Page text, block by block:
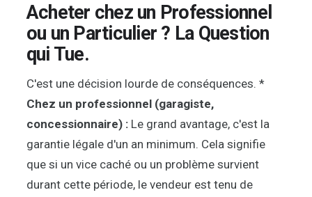
Acheter chez un Professionnel
ou un Particulier ? La Question
qui Tue.
C'est une décision lourde de conséquences. *
Chez un professionnel (garagiste,
concessionnaire) : Le grand avantage, c'est la
garantie légale d'un an minimum. Cela signifie
que si un vice caché ou un problème survient
durant cette période, le vendeur est tenu de